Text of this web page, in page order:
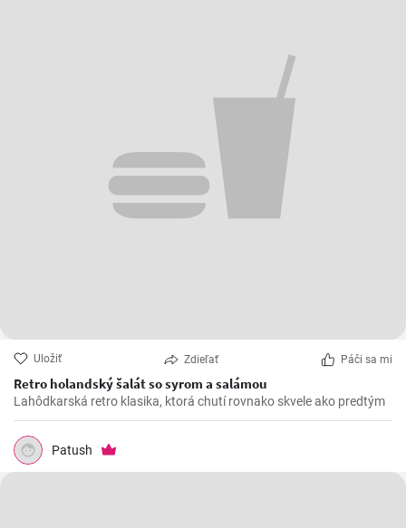
Uložiť Zdieľať Páči sa mi
Retro holandský šalát so syrom a salámou
Lahôdkarská retro klasika, ktorá chutí rovnako skvele ako predtým
Patush